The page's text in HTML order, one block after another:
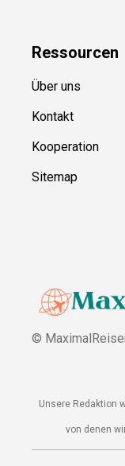
Ressourcen
Über uns
Kontakt
Kooperation
Sitemap
©
Unsere Redaktion
von denen